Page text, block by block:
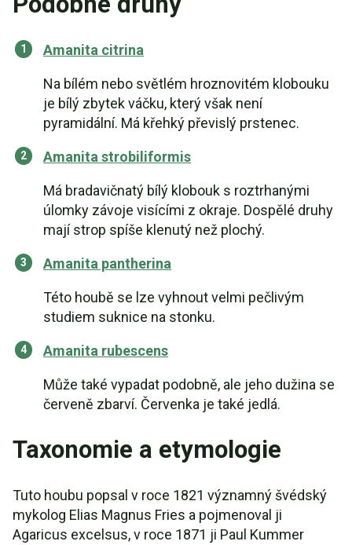
Amanita citrina
Na bílém nebo světlém hroznovitém klobouku
je bílý zbytek váčku, který však není
pyramidální. Má křehký převislý prstenec.
Amanita strobiliformis
Má bradavičnatý bílý klobouk s roztrhanými
úlomky závoje visícími z okraje. Dospělé druhy
mají strop spíše klenutý než plochý.
Amanita pantherina
Této houbě se lze vyhnout velmi pečlivým
studiem suknice na stonku.
Amanita rubescens
Může také vypadat podobně, ale jeho dužina se
červeně zbarví. Červenka je také jedlá.
Taxonomie a etymologie
Tuto houbu popsal v roce 1821 významný švédský
mykolog Elias Magnus Fries a pojmenoval ji
Agaricus excelsus, v roce 1871 ji Paul Kummer